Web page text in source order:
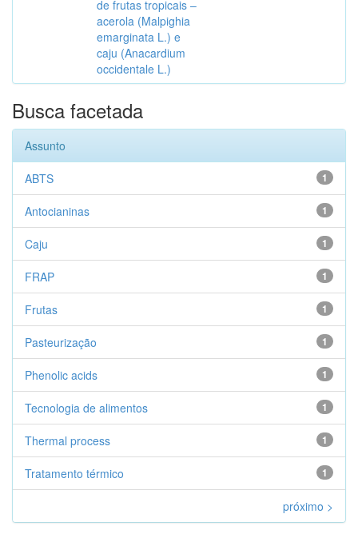
de frutas tropicais –
acerola (Malpighia
emarginata L.) e
caju (Anacardium
occidentale L.)
Busca facetada
Assunto
1
ABTS
1
Antocianinas
1
Caju
1
FRAP
1
Frutas
1
Pasteurização
1
Phenolic acids
1
Tecnologia de alimentos
1
Thermal process
1
Tratamento térmico
próximo >